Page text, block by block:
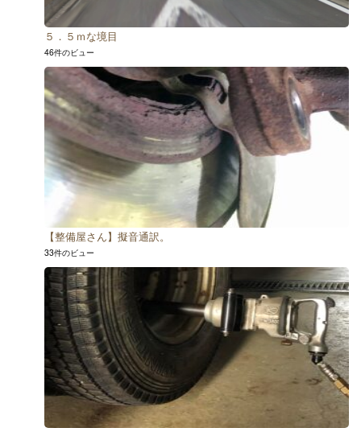
５．５ｍな境目
46件のビュー
【整備屋さん】擬音通訳。
33件のビュー